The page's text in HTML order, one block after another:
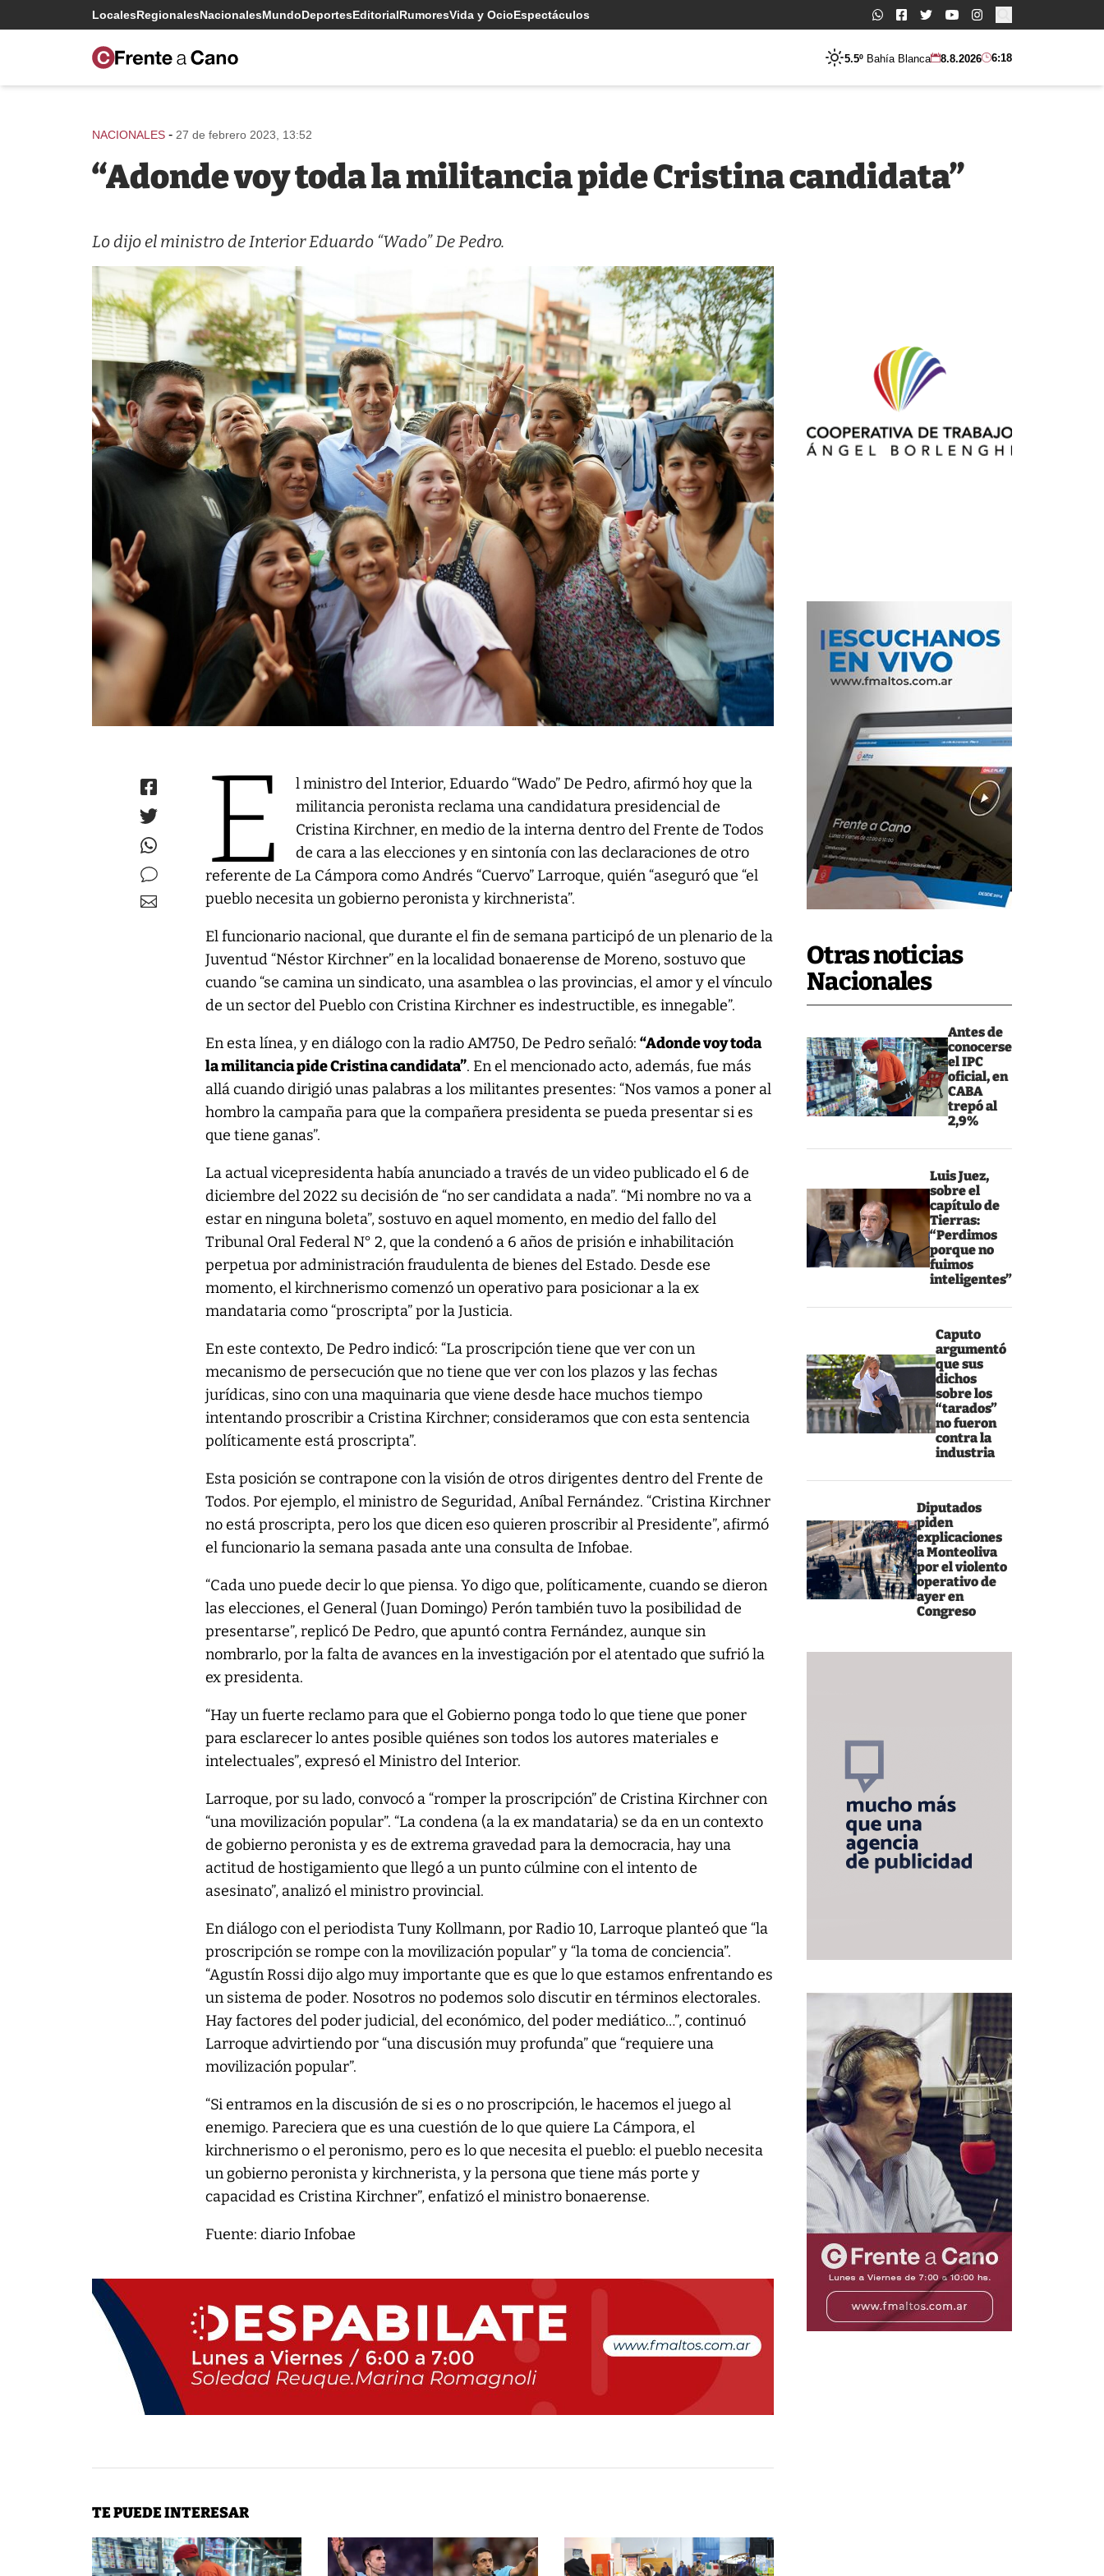
LocalesRegionalesNacionalesMundoDeportesEditorialRumoresVida y OcioEspectáculos Buscar:
5.5º Bahía Blanca 8.8.2026 6:18
Otras noticias
Nacionales
Antes de
conocerse
el IPC
oficial, en
CABA
trepó al
2,9%
Luis Juez,
sobre el
capítulo de
Tierras:
“Perdimos
porque no
fuimos
inteligentes”
Caputo
argumentó
que sus
dichos
sobre los
“tarados”
no fueron
contra la
industria
Diputados
piden
explicaciones
a Monteoliva
por el violento
operativo de
ayer en
Congreso
NACIONALES - 27 de febrero 2023, 13:52
“Adonde voy toda la militancia pide Cristina candidata”
Lo dijo el ministro de Interior Eduardo “Wado” De Pedro.
E
l ministro del Interior, Eduardo “Wado” De Pedro, afirmó hoy que la
militancia peronista reclama una candidatura presidencial de
Cristina Kirchner, en medio de la interna dentro del Frente de Todos
de cara a las elecciones y en sintonía con las declaraciones de otro
referente de La Cámpora como Andrés “Cuervo” Larroque, quién “aseguró que “el
pueblo necesita un gobierno peronista y kirchnerista”.
El funcionario nacional, que durante el fin de semana participó de un plenario de la
Juventud “Néstor Kirchner” en la localidad bonaerense de Moreno, sostuvo que
cuando “se camina un sindicato, una asamblea o las provincias, el amor y el vínculo
de un sector del Pueblo con Cristina Kirchner es indestructible, es innegable”.
En esta línea, y en diálogo con la radio AM750, De Pedro señaló:“Adonde voy toda
la militancia pide Cristina candidata”. En el mencionado acto, además, fue más
allá cuando dirigió unas palabras a los militantes presentes: “Nos vamos a poner al
hombro la campaña para que la compañera presidenta se pueda presentar si es
que tiene ganas”.
La actual vicepresidenta había anunciado a través de un video publicado el 6 de
diciembre del 2022 su decisión de “no ser candidata a nada”. “Mi nombre no va a
estar en ninguna boleta”, sostuvo en aquel momento, en medio del fallo del
Tribunal Oral Federal N° 2, que la condenó a 6 años de prisión e inhabilitación
perpetua por administración fraudulenta de bienes del Estado. Desde ese
momento, el kirchnerismo comenzó un operativo para posicionar a la ex
mandataria como “proscripta” por la Justicia.
En este contexto, De Pedro indicó: “La proscripción tiene que ver con un
mecanismo de persecución que no tiene que ver con los plazos y las fechas
jurídicas, sino con una maquinaria que viene desde hace muchos tiempo
intentando proscribir a Cristina Kirchner; consideramos que con esta sentencia
políticamente está proscripta”.
Esta posición se contrapone con la visión de otros dirigentes dentro del Frente de
Todos. Por ejemplo, el ministro de Seguridad, Aníbal Fernández. “Cristina Kirchner
no está proscripta, pero los que dicen eso quieren proscribir al Presidente”, afirmó
el funcionario la semana pasada ante una consulta de Infobae.
“Cada uno puede decir lo que piensa. Yo digo que, políticamente, cuando se dieron
las elecciones, el General (Juan Domingo) Perón también tuvo la posibilidad de
presentarse”, replicó De Pedro, que apuntó contra Fernández, aunque sin
nombrarlo, por la falta de avances en la investigación por el atentado que sufrió la
ex presidenta.
“Hay un fuerte reclamo para que el Gobierno ponga todo lo que tiene que poner
para esclarecer lo antes posible quiénes son todos los autores materiales e
intelectuales”, expresó el Ministro del Interior.
Larroque, por su lado, convocó a “romper la proscripción” de Cristina Kirchner con
“una movilización popular”. “La condena (a la ex mandataria) se da en un contexto
de gobierno peronista y es de extrema gravedad para la democracia, hay una
actitud de hostigamiento que llegó a un punto cúlmine con el intento de
asesinato”, analizó el ministro provincial.
En diálogo con el periodista Tuny Kollmann, por Radio 10, Larroque planteó que “la
proscripción se rompe con la movilización popular” y “la toma de conciencia”.
“Agustín Rossi dijo algo muy importante que es que lo que estamos enfrentando es
un sistema de poder. Nosotros no podemos solo discutir en términos electorales.
Hay factores del poder judicial, del económico, del poder mediático…”, continuó
Larroque advirtiendo por “una discusión muy profunda” que “requiere una
movilización popular”.
“Si entramos en la discusión de si es o no proscripción, le hacemos el juego al
enemigo. Pareciera que es una cuestión de lo que quiere La Cámpora, el
kirchnerismo o el peronismo, pero es lo que necesita el pueblo: el pueblo necesita
un gobierno peronista y kirchnerista, y la persona que tiene más porte y
capacidad es Cristina Kirchner”, enfatizó el ministro bonaerense.
Fuente: diario Infobae
TE PUEDE INTERESAR